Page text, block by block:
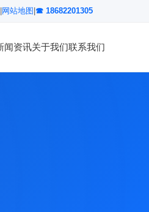
网站地图 ☎ 18682201305
闻资讯关于我们联系我们